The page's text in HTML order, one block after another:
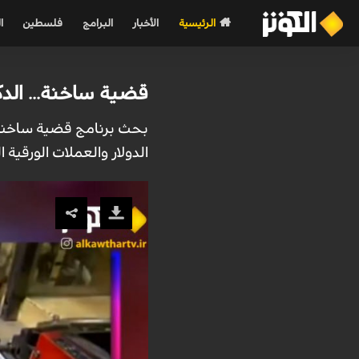
الرئيسية الأخبار البرامج فلسطين
قضية ساخنة...
بحث برنامج قضية ساخنة
الدولار والعملات